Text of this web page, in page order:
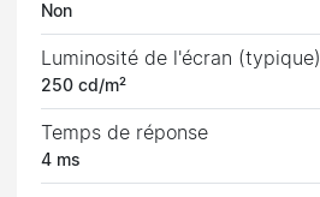
Non
Luminosité de l'écran (typique)
250 cd/m²
Temps de réponse
4 ms